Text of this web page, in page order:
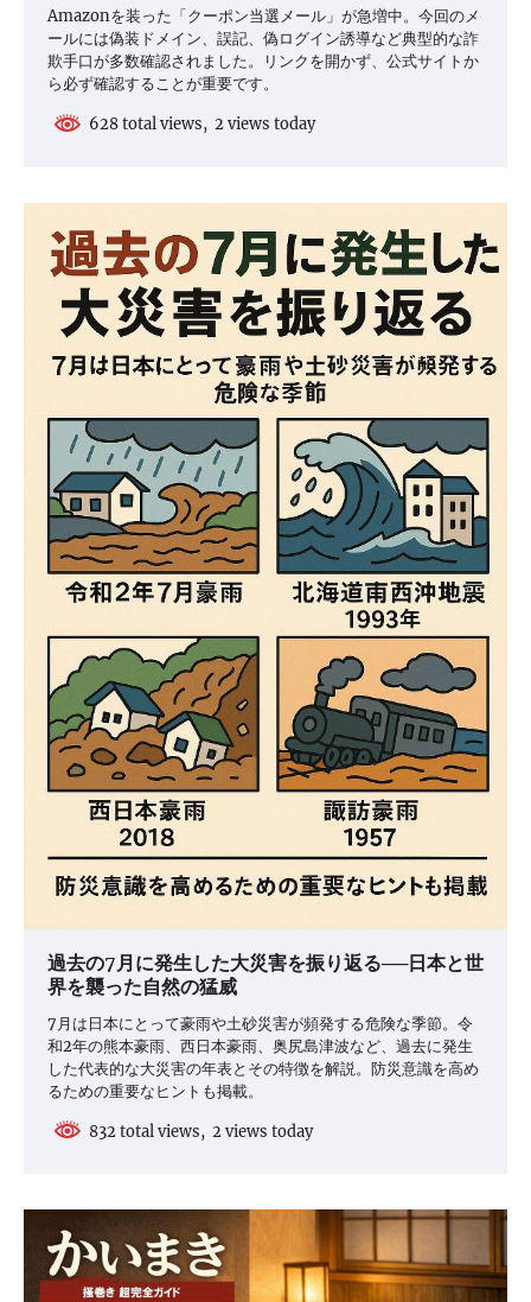
Amazonを装った「クーポン当選メール」が急増中。今回のメ
ールには偽装ドメイン、誤記、偽ログイン誘導など典型的な詐
欺手口が多数確認されました。リンクを開かず、公式サイトか
ら必ず確認することが重要です。
628 total views, 2 views today
過去の7月に発生した大災害を振り返る──日本と世
界を襲った自然の猛威
7月は日本にとって豪雨や土砂災害が頻発する危険な季節。令
和2年の熊本豪雨、西日本豪雨、奥尻島津波など、過去に発生
した代表的な大災害の年表とその特徴を解説。防災意識を高め
るための重要なヒントも掲載。
832 total views, 2 views today